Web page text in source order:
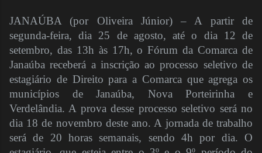
JANAÚBA (por Oliveira Júnior) – A partir de
segunda-feira, dia 25 de agosto, até o dia 12 de
setembro, das 13h às 17h, o Fórum da Comarca de
Janaúba receberá a inscrição ao processo seletivo de
estagiário de Direito para a Comarca que agrega os
municípios de Janaúba, Nova Porteirinha e
Verdelândia. A prova desse processo seletivo será no
dia 18 de novembro deste ano. A jornada de trabalho
será de 20 horas semanais, sendo 4h por dia. O